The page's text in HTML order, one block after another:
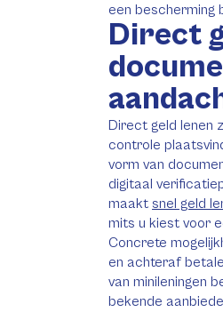
een bescherming
Direct
Direct geld lenen
controle
vorm van
digitaal
maakt snel geld
mits u kiest voor
Concrete
en achteraf
van minileningen
bekende